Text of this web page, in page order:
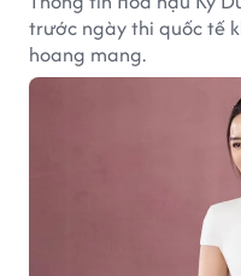
trước ngày thi quốc tế
hoang mang.